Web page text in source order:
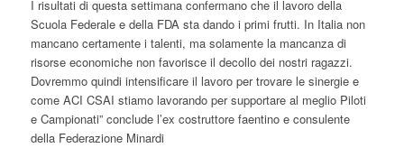
I risultati di questa settimana confermano che il lavoro della
Scuola Federale e della FDA sta dando i primi frutti. In Italia non
mancano certamente i talenti, ma solamente la mancanza di
risorse economiche non favorisce il decollo dei nostri ragazzi.
Dovremmo quindi intensificare il lavoro per trovare le sinergie e
come ACI CSAI stiamo lavorando per supportare al meglio Piloti
e Campionati” conclude l’ex costruttore faentino e consulente
della Federazione Minardi